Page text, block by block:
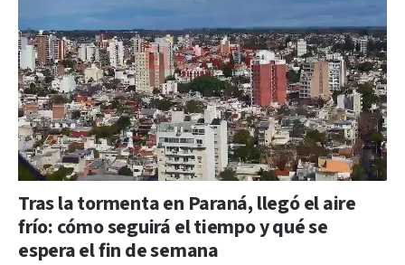
Tras la tormenta en Paraná, llegó el aire
frío: cómo seguirá el tiempo y qué se
espera el fin de semana